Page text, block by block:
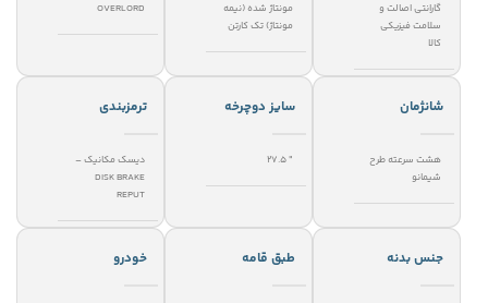
گارانتی اصالت و
سلامت فیزیکی
کالا
مونتاژ شده (نیمه
مونتاژ) تک کارتن
OVERLORD
شانژمان
هشت سرعته طرح
شیمانو
سایز دوچرخه
" 27.5
ترمزبندی
دیسک مکانیک –
DISK BRAKE
REPUT
جنس بدنه طبق قامه خودرو